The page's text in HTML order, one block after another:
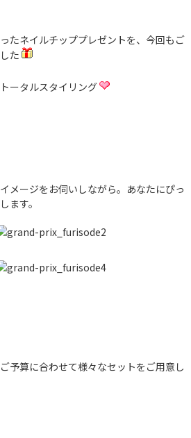
たネイルチッププレゼントを、今回もご
た
ータルスタイリング
メージをお伺いしながら。あなたにぴっ
ます。
予算に合わせて様々なセットをご用意し